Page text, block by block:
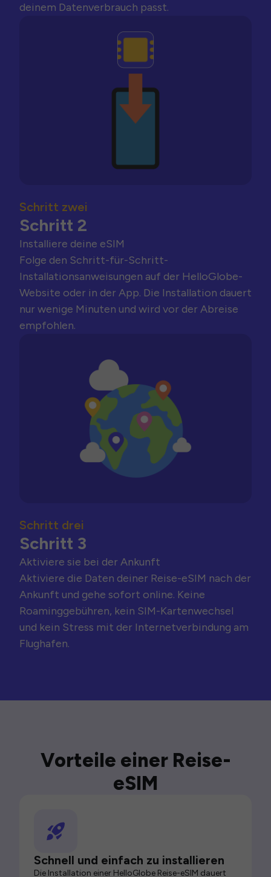
deinem Datenverbrauch passt.
Schritt zwei
Schritt 2
Installiere deine eSIM
Folge den Schritt-für-Schritt-
Installationsanweisungen auf der HelloGlobe-
Website oder in der App. Die Installation dauert
nur wenige Minuten und wird vor der Abreise
empfohlen.
Schritt drei
Schritt 3
Aktiviere sie bei der Ankunft
Aktiviere die Daten deiner Reise-eSIM nach der
Ankunft und gehe sofort online. Keine
Roaminggebühren, kein SIM-Kartenwechsel
und kein Stress mit der Internetverbindung am
Flughafen.
Vorteile einer Reise-
eSIM
Schnell und einfach zu installieren
Die Installation einer HelloGlobe Reise-eSIM dauert